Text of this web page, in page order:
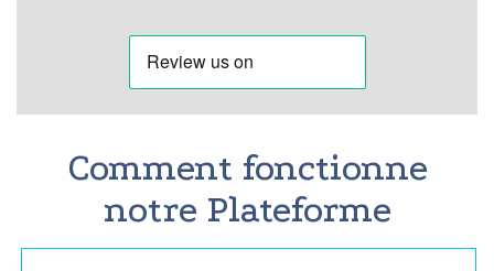
Comment fonctionne
notre Plateforme